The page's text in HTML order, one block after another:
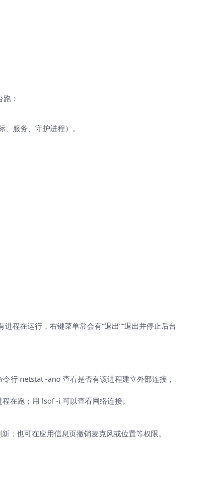
：
服务、守护进程）。
程在运行，右键菜单常会有“退出”“退出并停止后台
行 netstat -ano 查看是否有该进程建立外部连接，
跑；用 lsof -i 可以查看网络连接。
也可在应用信息页撤销麦克风或位置等权限。